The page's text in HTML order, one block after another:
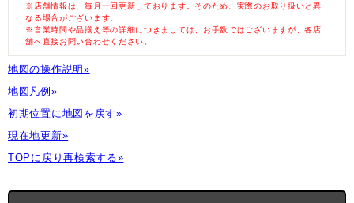
※店舗情報は、毎月一回更新しております。そのため、実際のお取り扱いと異
なる場合がございます。
※営業時間や品揃え等の詳細につきましては、お手数ではございますが、各店
舗へ直接お問い合わせください。
地図の操作説明»
地図凡例»
初期位置に地図を戻す»
現在地更新»
TOPに戻り再検索する»